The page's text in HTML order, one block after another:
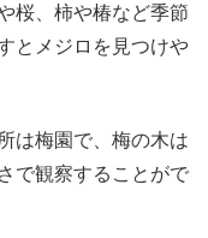
桜、柿や椿など季節
とメジロを見つけや
は梅園で、梅の木は
で観察することがで